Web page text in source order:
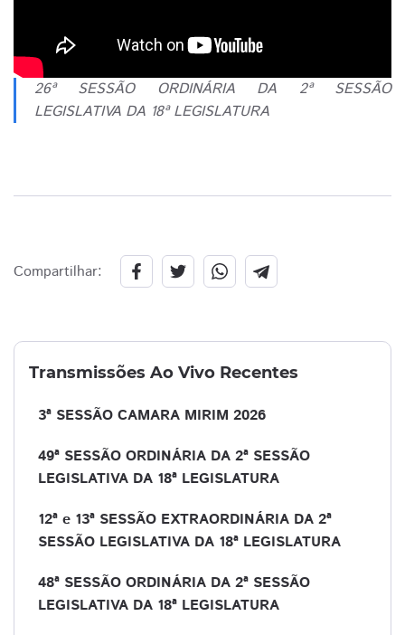
26ª SESSÃO ORDINÁRIA DA 2ª SESSÃO
LEGISLATIVA DA 18ª LEGISLATURA
Compartilhar:
Transmissões Ao Vivo Recentes
3ª SESSÃO CAMARA MIRIM 2026
49ª SESSÃO ORDINÁRIA DA 2ª SESSÃO
LEGISLATIVA DA 18ª LEGISLATURA
12ª e 13ª SESSÃO EXTRAORDINÁRIA DA 2ª
SESSÃO LEGISLATIVA DA 18ª LEGISLATURA
48ª SESSÃO ORDINÁRIA DA 2ª SESSÃO
LEGISLATIVA DA 18ª LEGISLATURA